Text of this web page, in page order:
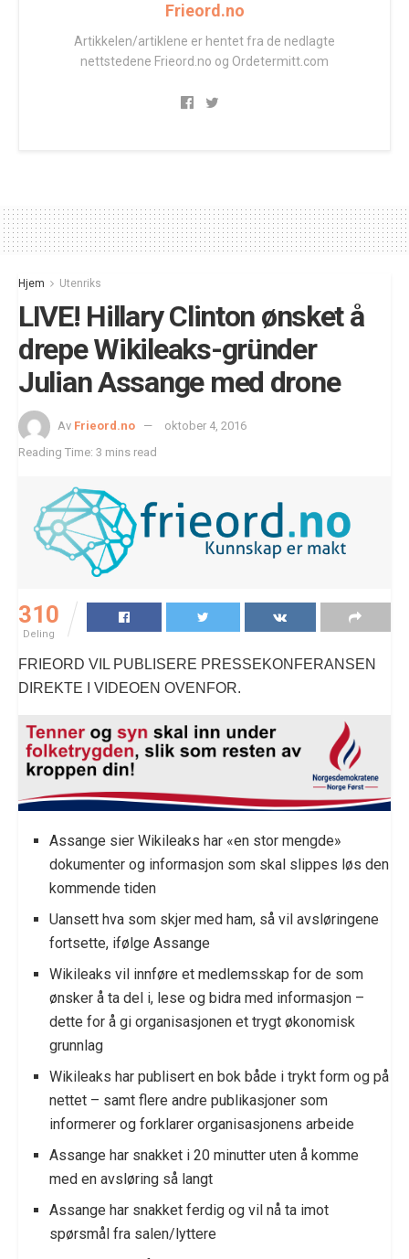
Frieord.no
Artikkelen/artiklene er hentet fra de nedlagte
nettstedene Frieord.no og Ordetermitt.com
Hjem Utenriks
LIVE! Hillary Clinton ønsket å
drepe Wikileaks-gründer
Julian Assange med drone
Av Frieord.no
oktober 4, 2016
Reading Time: 3 mins read
310
Deling
FRIEORD VIL PUBLISERE PRESSEKONFERANSEN
DIREKTE I VIDEOEN OVENFOR.
Assange sier Wikileaks har «en stor mengde»
dokumenter og informasjon som skal slippes løs den
kommende tiden
Uansett hva som skjer med ham, så vil avsløringene
fortsette, ifølge Assange
Wikileaks vil innføre et medlemsskap for de som
ønsker å ta del i, lese og bidra med informasjon –
dette for å gi organisasjonen et trygt økonomisk
grunnlag
Wikileaks har publisert en bok både i trykt form og på
nettet – samt flere andre publikasjoner som
informerer og forklarer organisasjonens arbeide
Assange har snakket i 20 minutter uten å komme
med en avsløring så langt
Assange har snakket ferdig og vil nå ta imot
spørsmål fra salen/lyttere